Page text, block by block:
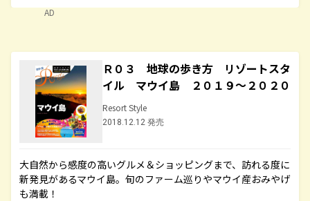
AD
Ｒ０３ 地球の歩き方 リゾートスタ
イル マウイ島 ２０１９～２０２０
Resort Style
2018.12.12 発売
大自然から感度の高いグルメ＆ショッピングまで、訪れる度に
新発見があるマウイ島。旬のファーム巡りやマウイ産おみやげ
も満載！